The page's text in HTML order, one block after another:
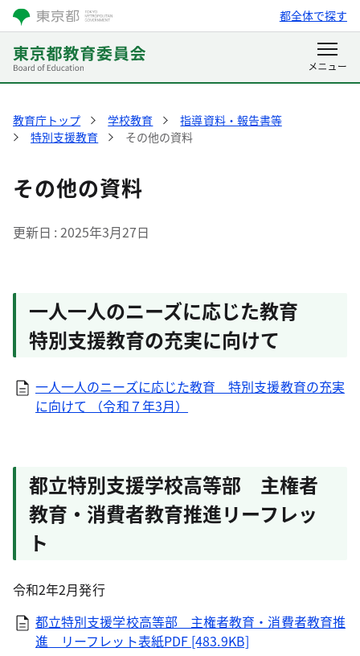
都全体で探す
教育庁トップ 学校教育
指導資料・報告書等
特別支援教育
その他の資料
その他の資料
更新日 2025年3月27日
一人一人のニーズに応じた教育
特別支援教育の充実に向けて
一人一人のニーズに応じた教育 特別支援教育の充実
に向けて （令和７年3月）
都立特別支援学校高等部 主権者
教育・消費者教育推進リーフレッ
ト
令和2年2月発行
都立特別支援学校高等部 主権者教育・消費者教育推
進 リーフレット表紙PDF [483.9KB]